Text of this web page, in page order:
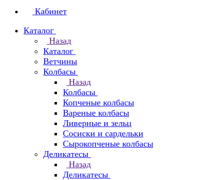
Кабинет
Каталог
Назад
Каталог
Ветчины
Колбасы
Назад
Колбасы
Копченые колбасы
Вареные колбасы
Ливерные и зельц
Сосиски и сардельки
Сырокопченые колбасы
Деликатесы
Назад
Деликатесы